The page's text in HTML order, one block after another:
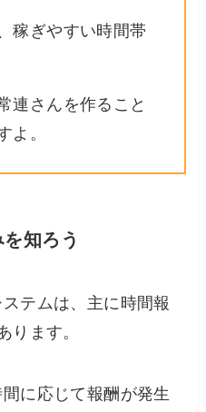
稼ぎやすい時間帯
連さんを作ること
よ。
知ろう
テムは、主に時間報
ります。
に応じて報酬が発生